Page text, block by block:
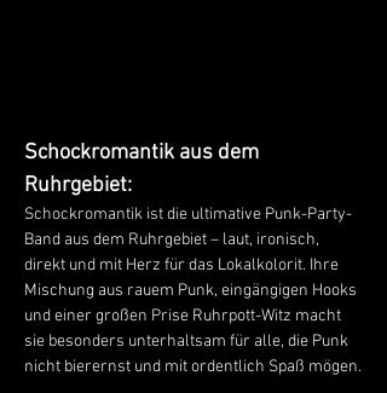
Schockromantik aus dem
Ruhrgebiet:
Schockromantik ist die ultimative Punk-Party-
Band aus dem Ruhrgebiet – laut, ironisch,
direkt und mit Herz für das Lokalkolorit. Ihre
Mischung aus rauem Punk, eingängigen Hooks
und einer großen Prise Ruhrpott-Witz macht
sie besonders unterhaltsam für alle, die Punk
nicht bierernst und mit ordentlich Spaß mögen.